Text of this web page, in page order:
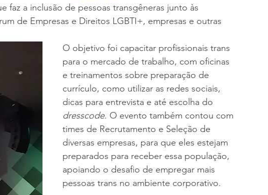
faz a inclusão de pessoas transgêneras junto às
de Empresas e Direitos LGBTI+, empresas e outras
O objetivo foi capacitar profissionais trans
para o mercado de trabalho, com oficinas
e treinamentos sobre preparação de
currículo, como utilizar as redes sociais,
dicas para entrevista e até escolha do
dresscode. O evento também contou com
times de Recrutamento e Seleção de
diversas empresas, para que eles estejam
preparados para receber essa população,
apoiando o desafio de empregar mais
pessoas trans no ambiente corporativo.